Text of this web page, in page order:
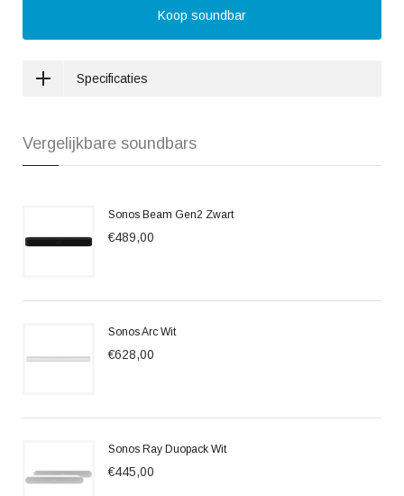
Koop soundbar
Specificaties
Vergelijkbare soundbars
Sonos Beam Gen2 Zwart
€489,00
Sonos Arc Wit
€628,00
Sonos Ray Duopack Wit
€445,00